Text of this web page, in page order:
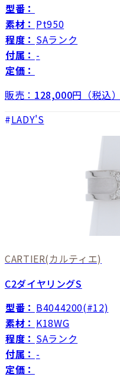
型番：
素材： Pt950
程度： SAランク
付属： -
定価：
販売： 128,000円（税込）
LADY'S
CARTIER(カルティエ)
C2ダイヤリングS
型番： B4044200(#12)
素材： K18WG
程度： SAランク
付属： -
定価：